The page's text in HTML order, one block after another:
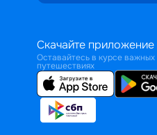
Скачайте приложение
Оставайтесь в курсе
путешествиях